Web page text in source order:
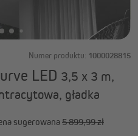
Numer produktu: 1000028815
LED 3,5 x 3 m,
gładka
sugerowana5 899,99 zł